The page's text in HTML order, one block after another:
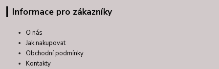
Informace pro zákazníky
O nás
Jak nakupovat
Obchodní podmínky
Kontakty